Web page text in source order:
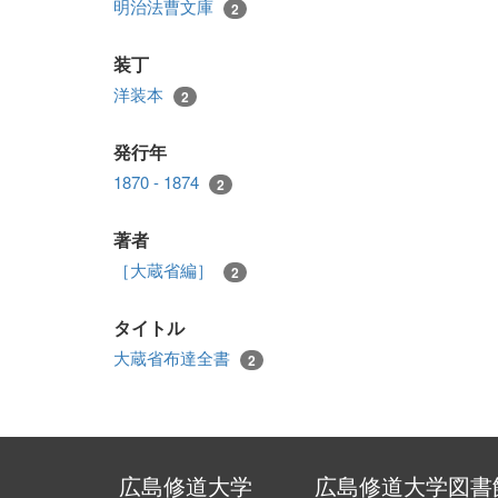
明治法曹文庫 2
装丁
洋装本 2
発行年
1870 - 1874 2
著者
［大蔵省編］ 2
タイトル
大蔵省布達全書 2
広島修道大学 広島修道大学図